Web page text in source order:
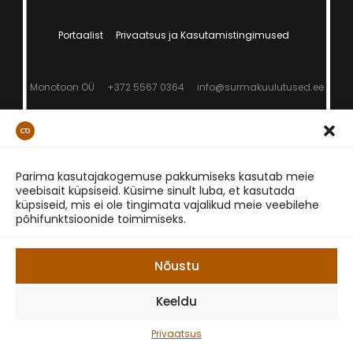
Parima kasutajakogemuse pakkumiseks kasutab meie
veebisait küpsiseid. Küsime sinult luba, et kasutada
küpsiseid, mis ei ole tingimata vajalikud meie veebilehe
põhifunktsioonide toimimiseks.
Nõustu
Keeldu
Privaatsus
Portaalist Privaatsus ja Kasutamistingimused
Monotoon OÜ +372 5567 0364 info@surmakuulutused.ee